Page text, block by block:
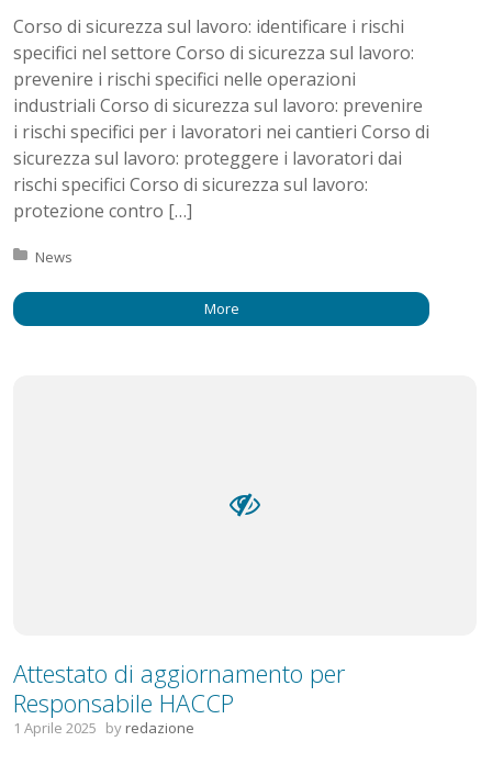
Corso di sicurezza sul lavoro: identificare i rischi
specifici nel settore Corso di sicurezza sul lavoro:
prevenire i rischi specifici nelle operazioni
industriali Corso di sicurezza sul lavoro: prevenire
i rischi specifici per i lavoratori nei cantieri Corso di
sicurezza sul lavoro: proteggere i lavoratori dai
rischi specifici Corso di sicurezza sul lavoro:
protezione contro […]
Posted in:
News
More
Attestato di aggiornamento per
Responsabile HACCP
1 Aprile 2025 by redazione